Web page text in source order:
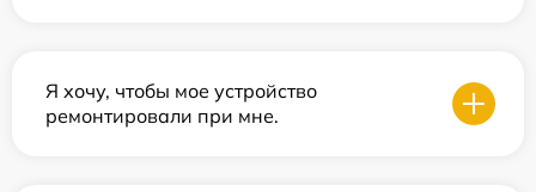
Я хочу, чтобы мое устройство
ремонтировали при мне.